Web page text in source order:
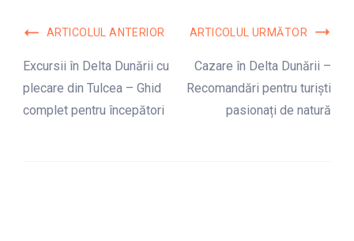
Navigare
în
articole
ARTICOLUL ANTERIOR
Excursii în Delta Dunării cu
plecare din Tulcea – Ghid
complet pentru începători
ARTICOLUL URMĂTOR
Cazare în Delta Dunării –
Recomandări pentru turiști
pasionați de natură